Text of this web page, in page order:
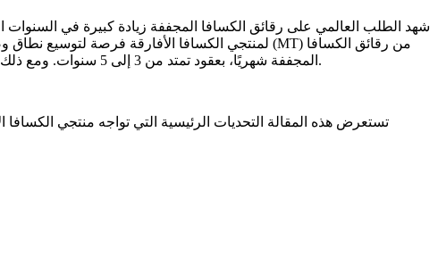
شهد الطلب العالمي على رقائق الكسافا المجففة زيادة كبيرة في السنوات
المجففة شهريًا، بعقود تمتد من 3 إلى 5 سنوات. ومع ذلك، وعلى الرغم من هذه الإمكانات الهائلة، تواجه المصدرين الأفارقة تحديات كبيرة تعيق قدرتهم على الاستفادة الكاملة من هذه الفرصة.
تستعرض هذه المقالة التحديات الرئيسية التي تواجه منتجي